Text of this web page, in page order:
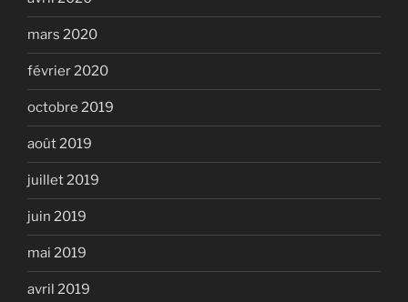
mars 2020
février 2020
octobre 2019
août 2019
juillet 2019
juin 2019
mai 2019
avril 2019